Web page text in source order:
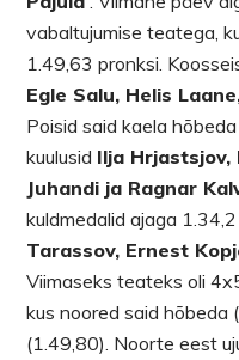
vabaltujumise teatega,
1.49,63 pronksi.
Egle Salu, Helis
Poisid said kaela
kuulusid Ilja
Juhandi ja Ragnar
kuldmedalid ajaga
Tarassov, Ernest
Viimaseks teateks oli
kus noored said hõbeda
(1.49,80). Noorte eest